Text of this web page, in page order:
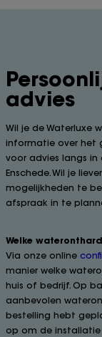
advies
Wil je de Waterluxe
informatie over het
voor advies langs in
Enschede. Wil je
mogelijkheden te
afspraak in te
Welke
Via onze online
manier welke
huis of bedrijf. Op
aanbevolen
bestelling hebt
op om de installatie